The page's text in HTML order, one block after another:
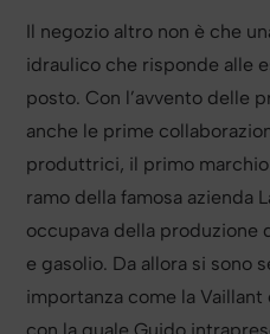
Il negozio altro non è che
idraulico che risponde alle
posto. Con l’avvento delle
anche le prime
produttrici, il primo
ramo della famosa azienda
occupava della produzione
e gasolio. Da allora si sono
importanza come la